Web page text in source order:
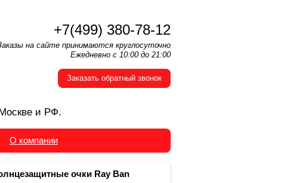
+7(499) 380-78-12
на сайте принимаются круглосуточно
Ежедневно с 10:00 до 21:00
Заказать обратный звонок
и РФ.
О компании
очки Ray Ban